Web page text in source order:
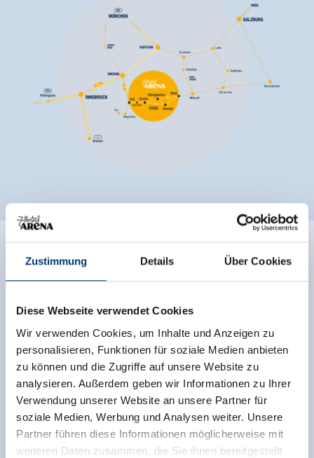
Zustimmung Details Über Cookies
Diese Webseite verwendet Cookies
Wir verwenden Cookies, um Inhalte und Anzeigen zu
personalisieren, Funktionen für soziale Medien anbieten
zu können und die Zugriffe auf unsere Website zu
analysieren. Außerdem geben wir Informationen zu Ihrer
Verwendung unserer Website an unsere Partner für
soziale Medien, Werbung und Analysen weiter. Unsere
Partner führen diese Informationen möglicherweise mit
weiteren Daten zusammen, die Sie ihnen bereitgestellt
ANREISE MIT DEM
FLUGZEUG
Die Flughäfen Innsbruck(50 km), München(170 km)
undSalzburg(150 km) sind in unmittelbarer Nähe des
Zillertals und Pinzgaus und durch tägliche Linienflüge
direkt mit Destinationen in ganz Europa verbunden.
Unsere Taxiunternehmen bringen Sie vom
Flughafen/Bahnhof direkt nach Krimml/Hochkrimml